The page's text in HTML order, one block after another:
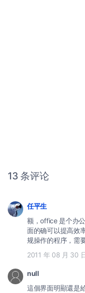
13 条评论
任平生
额，office 是个办
面的确可以提高效
规操作的程序，需
2011 年 08 月 30
null
這個界面明顯還是